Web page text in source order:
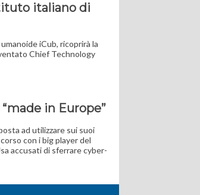
italiano di
iCub, ricoprirà la
Chief Technology
in Europe”
ad utilizzare sui suoi
con i big player del
accusati di sferrare cyber-